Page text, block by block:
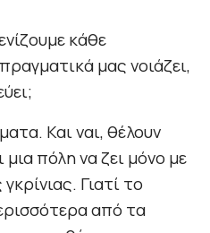
κάθε
μας νοιάζει,
Και ναι, θέλουν
πόλη να ζει μόνο με
Γιατί το
από τα